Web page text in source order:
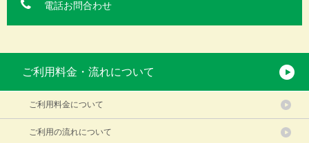
ご利用料金・流れについて
ご利用料金について
ご利用の流れについて
電話お問合わせ